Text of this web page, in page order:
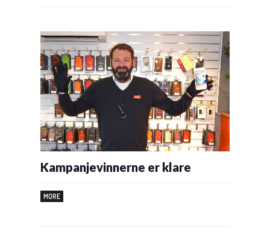
Kampanjevinnerne er klare
MORE